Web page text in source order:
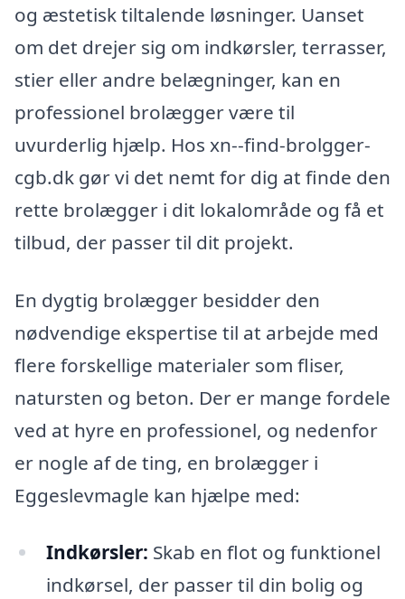
og æstetisk tiltalende løsninger. Uanset
om det drejer sig om indkørsler, terrasser,
stier eller andre belægninger, kan en
professionel brolægger være til
uvurderlig hjælp. Hos xn--find-brolgger-
cgb.dk gør vi det nemt for dig at finde den
rette brolægger i dit lokalområde og få et
tilbud, der passer til dit projekt.
En dygtig brolægger besidder den
nødvendige ekspertise til at arbejde med
flere forskellige materialer som fliser,
natursten og beton. Der er mange fordele
ved at hyre en professionel, og nedenfor
er nogle af de ting, en brolægger i
Eggeslevmagle kan hjælpe med:
Indkørsler: Skab en flot og funktionel
indkørsel, der passer til din bolig og